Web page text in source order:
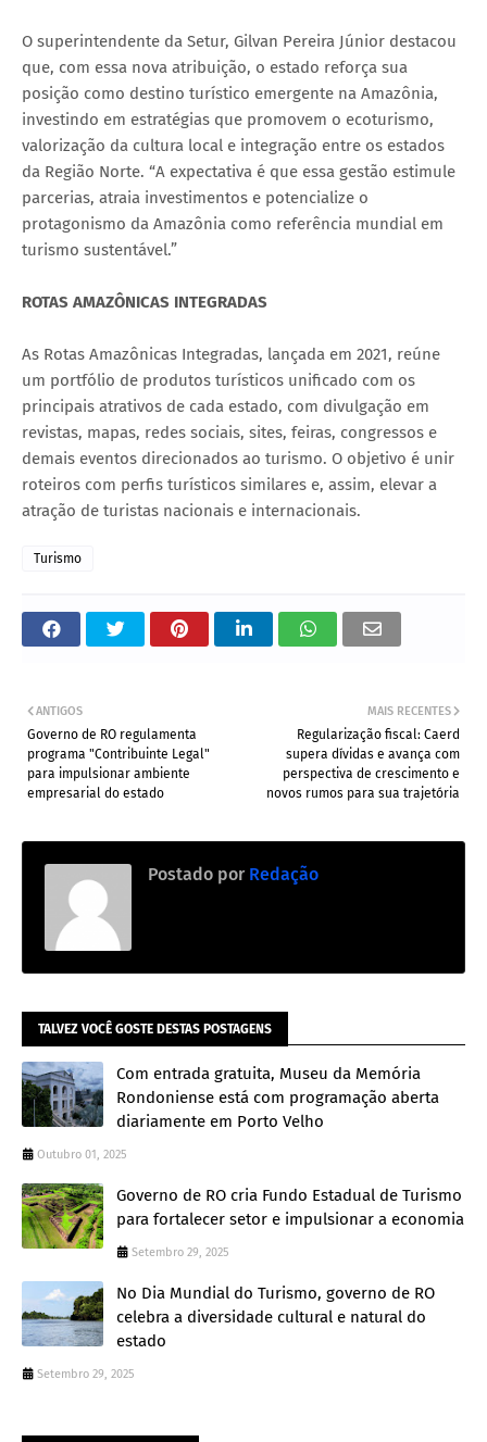
O superintendente da Setur, Gilvan Pereira Júnior destacou
que, com essa nova atribuição, o estado reforça sua
posição como destino turístico emergente na Amazônia,
investindo em estratégias que promovem o ecoturismo,
valorização da cultura local e integração entre os estados
da Região Norte. “A expectativa é que essa gestão estimule
parcerias, atraia investimentos e potencialize o
protagonismo da Amazônia como referência mundial em
turismo sustentável.”
ROTAS AMAZÔNICAS INTEGRADAS
As Rotas Amazônicas Integradas, lançada em 2021, reúne
um portfólio de produtos turísticos unificado com os
principais atrativos de cada estado, com divulgação em
revistas, mapas, redes sociais, sites, feiras, congressos e
demais eventos direcionados ao turismo. O objetivo é unir
roteiros com perfis turísticos similares e, assim, elevar a
atração de turistas nacionais e internacionais.
Turismo
MAIS RECENTES
Regularização fiscal: Caerd
supera dívidas e avança com
perspectiva de crescimento e
novos rumos para sua trajetória
ANTIGOS
Governo de RO regulamenta
programa "Contribuinte Legal"
para impulsionar ambiente
empresarial do estado
Postado por Redação
TALVEZ VOCÊ GOSTE DESTAS POSTAGENS
Com entrada gratuita, Museu da Memória
Rondoniense está com programação aberta
diariamente em Porto Velho
Outubro 01, 2025
Governo de RO cria Fundo Estadual de Turismo
para fortalecer setor e impulsionar a economia
Setembro 29, 2025
No Dia Mundial do Turismo, governo de RO
celebra a diversidade cultural e natural do
estado
Setembro 29, 2025